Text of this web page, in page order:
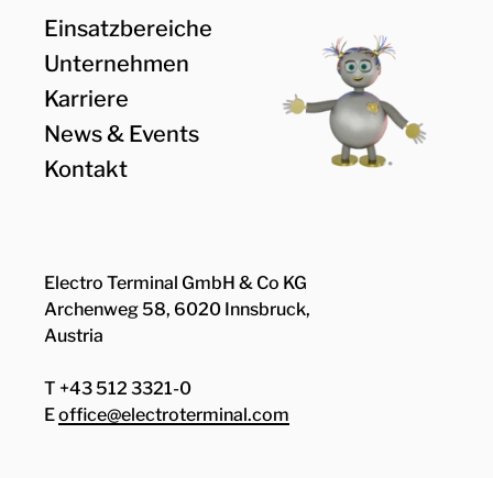
Einsatzbereiche
Unternehmen
Karriere
News & Events
Kontakt
Electro Terminal GmbH & Co KG
Archenweg 58, 6020 Innsbruck,
Austria
T +43 512 3321-0
Eoffice@electroterminal.com